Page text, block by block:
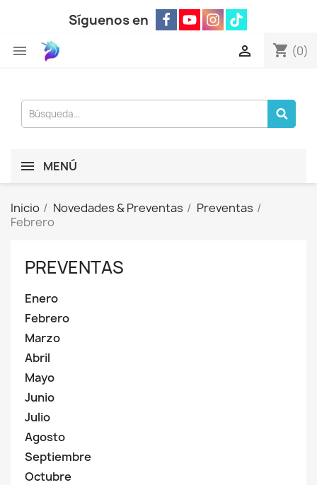
Síguenos en
 shopping_cart (0)

MENÚ
Inicio Novedades & Preventas
Preventas
Febrero
PREVENTAS
Enero
Febrero
Marzo
Abril
Mayo
Junio
Julio
Agosto
Septiembre
Octubre